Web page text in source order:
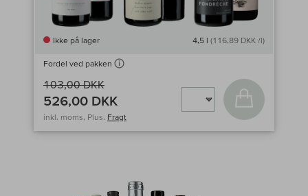
Ikke på lager 4,5 l (116,89 DKK /l)
Fordel ved pakken
103,00 DKK
526,00 DKK
inkl. moms, Plus. Fragt
Læg i kurv